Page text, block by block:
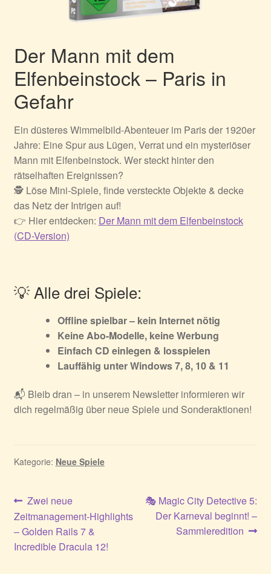
Der Mann mit dem
Elfenbeinstock – Paris in
Gefahr
Ein düsteres Wimmelbild-Abenteuer im Paris der 1920er
Jahre: Eine Spur aus Lügen, Verrat und ein mysteriöser
Mann mit Elfenbeinstock. Wer steckt hinter den
rätselhaften Ereignissen?
🕵️ Löse Mini-Spiele, finde versteckte Objekte & decke
das Netz der Intrigen auf!
👉 Hier entdecken: Der Mann mit dem Elfenbeinstock
(CD-Version)
💡 Alle drei Spiele:
Offline spielbar – kein Internet nötig
Keine Abo-Modelle, keine Werbung
Einfach CD einlegen & losspielen
Lauffähig unter Windows 7, 8, 10 & 11
📬 Bleib dran – in unserem Newsletter informieren wir
dich regelmäßig über neue Spiele und Sonderaktionen!
Kategorie: Neue Spiele
Beitragsnavigation
Vorheriger
Beitrag:
Zwei neue
Zeitmanagement-Highlights
– Golden Rails 7 &
Incredible Dracula 12!
Nächster
Beitrag:
🎭 Magic City Detective 5:
Der Karneval beginnt! –
Sammleredition